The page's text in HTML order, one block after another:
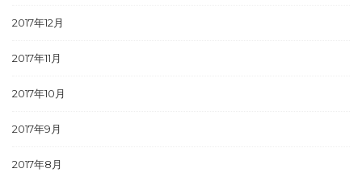
2017年12月
2017年11月
2017年10月
2017年9月
2017年8月